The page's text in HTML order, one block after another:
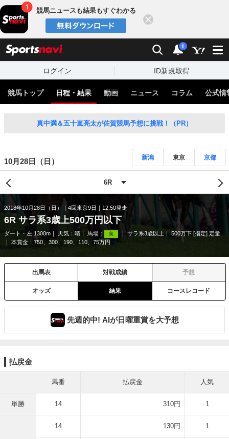
競馬ニュースも結果もすぐわかる
検索 通知
i
ログイン ID新規取得
競馬トップ 日程・結果 動画 ニュース コラム 公式情
真中満＆五十嵐亮太が佐賀競馬予想に挑戦！（PR）
10月28日（日） 新潟 東京 京都
2018年10月28日（日） 4回東京9日 12:50発走
6R サラ系3歳上500万円以下
ダート・左 1300m 天気： 晴 馬場： 良 サラ系3歳以上
500万下 [指定] 定量
本賞金：750、300、190、110、75万円
出馬表 対戦成績 予想
オッズ 結果 コースレコード
先週的中! AIが日曜重賞を大予想
払戻金
馬番 払戻金 人気
単勝 14 310円 1
14 130円 1